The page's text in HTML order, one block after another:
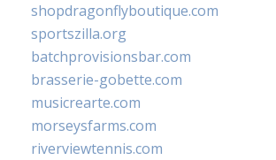
shopdragonflyboutique.com
sportszilla.org
batchprovisionsbar.com
brasserie-gobette.com
musicrearte.com
morseysfarms.com
riverviewtennis.com